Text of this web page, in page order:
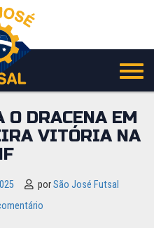
DRACENA EM
VITÓRIA NA
porSão José Futsal